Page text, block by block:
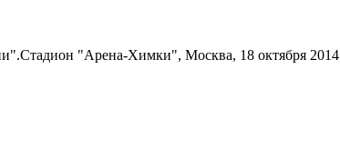
"Арена-Химки", Москва, 18 октября 2014